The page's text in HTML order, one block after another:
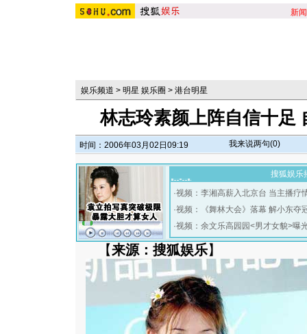
新闻
娱乐频道 > 明星 娱乐圈 > 港台明星
林志玲素颜上阵自信十足
时间：2006年03月02日09:19 我来说两句(0)
搜狐娱乐
·视频：李湘高薪入北京台 当主播疗
·视频：《舞林大会》落幕 解小东夺
·视频：余文乐高园园<男才女貌>曝
【来源：搜狐娱乐】